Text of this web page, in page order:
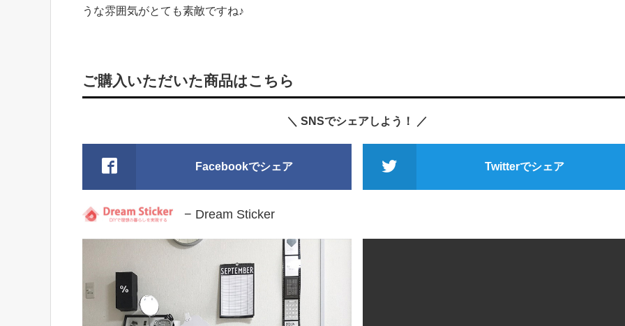
うな雰囲気がとても素敵ですね♪
ご購入いただいた商品はこちら
＼ SNSでシェアしよう！ ／
Facebookでシェア Twitterでシェア
− Dream Sticker